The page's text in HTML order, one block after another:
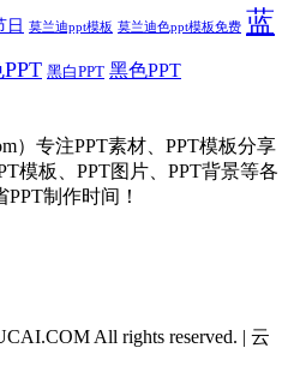
日 莫兰迪ppt模板 莫兰迪色ppt模板免费 蓝
黑白PPT 黑色PPT
）专注PPT素材、PPT模板分享
模板、PPT图片、PPT背景等各
制作时间！
All rights reserved. | 云